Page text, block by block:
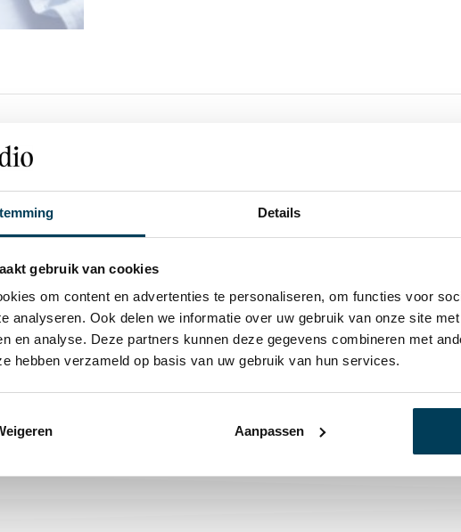
Details
gebruik van cookies
om content en advertenties te personaliseren, om functies voor
analyseren. Ook delen we informatie over uw gebruik van onze site
en analyse. Deze partners kunnen deze gegevens combineren met
hebben verzameld op basis van uw gebruik van hun services.
Aanpassen
Aanvullende
1p
Materiaal